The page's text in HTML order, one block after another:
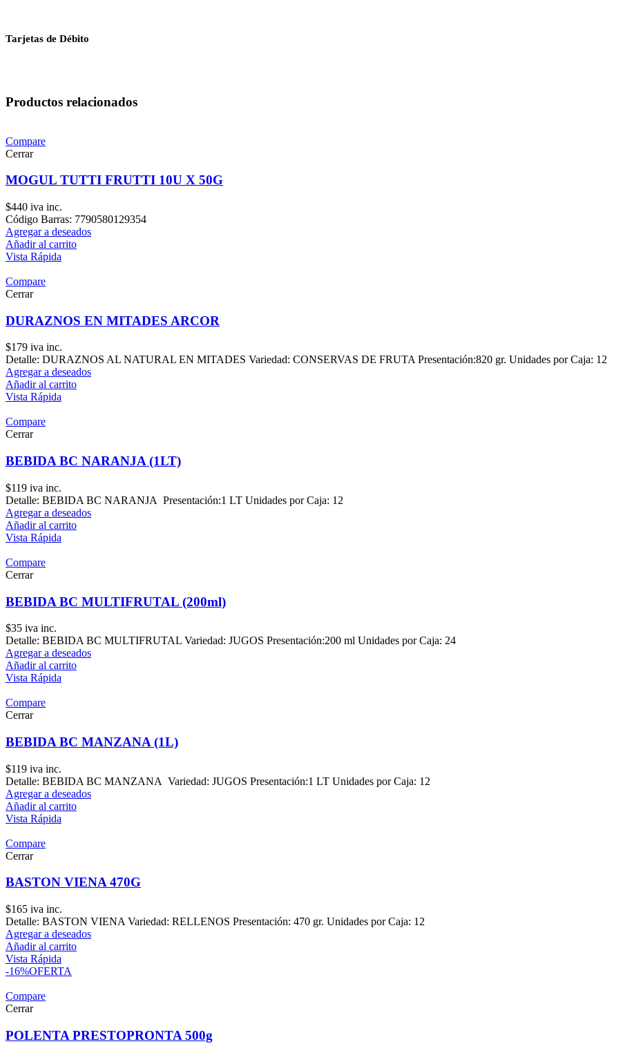
Tarjetas de Débito
Productos relacionados
Compare
Cerrar
MOGUL TUTTI FRUTTI 10U X 50G
$440 iva inc.
Código Barras: 7790580129354
Agregar a deseados
Añadir al carrito
Vista Rápida
Compare
Cerrar
DURAZNOS EN MITADES ARCOR
$179 iva inc.
Detalle: DURAZNOS AL NATURAL EN MITADES Variedad: CONSERVAS DE FRUTA Presentación:820 gr. Unidades por Caja: 12
Agregar a deseados
Añadir al carrito
Vista Rápida
Compare
Cerrar
BEBIDA BC NARANJA (1LT)
$119 iva inc.
Detalle: BEBIDA BC NARANJA Presentación:1 LT Unidades por Caja: 12
Agregar a deseados
Añadir al carrito
Vista Rápida
Compare
Cerrar
BEBIDA BC MULTIFRUTAL (200ml)
$35 iva inc.
Detalle: BEBIDA BC MULTIFRUTAL Variedad: JUGOS Presentación:200 ml Unidades por Caja: 24
Agregar a deseados
Añadir al carrito
Vista Rápida
Compare
Cerrar
BEBIDA BC MANZANA (1L)
$119 iva inc.
Detalle: BEBIDA BC MANZANA Variedad: JUGOS Presentación:1 LT Unidades por Caja: 12
Agregar a deseados
Añadir al carrito
Vista Rápida
Compare
Cerrar
BASTON VIENA 470G
$165 iva inc.
Detalle: BASTON VIENA Variedad: RELLENOS Presentación: 470 gr. Unidades por Caja: 12
Agregar a deseados
Añadir al carrito
Vista Rápida
-16%OFERTA
Compare
Cerrar
POLENTA PRESTOPRONTA 500g